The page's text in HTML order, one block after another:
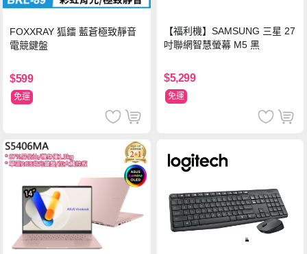
FOXXRAY 狐鐳 藍蒼極致靜音
電競鍵盤
$599
免運
【福利機】SAMSUNG 三星 27
吋聯網智慧螢幕 M5 黑
$5,299
免運